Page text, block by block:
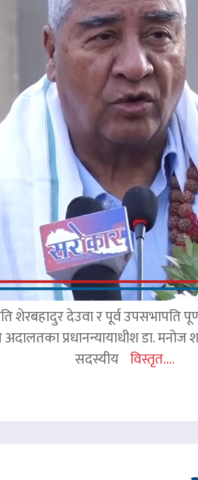
शेरबहादुर देउवा र पूर्व
प्रधानन्यायाधीश डा. मनोज
सदस्यीय विस्तृत....